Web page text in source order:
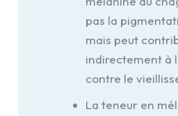
pas la
mais peut
indirectement à
contre le
La teneur en